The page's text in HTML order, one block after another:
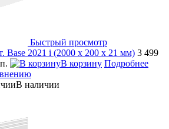
Быстрый просмотр
Base 2021 i (2000 х 200 х 21 мм) 3 499
В корзину Подробнее
В наличии